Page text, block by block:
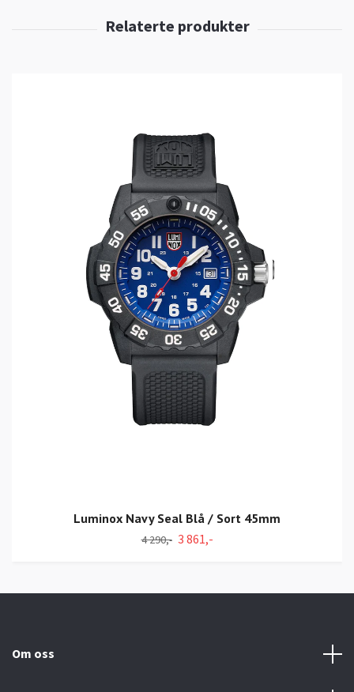
Luminox Navy Seal Blå / Sort 45mm
4 290,- 3 861,-
Om oss